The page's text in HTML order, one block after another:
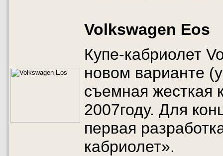
Volkswagen Eos
Купе-кабриолет
новом варианте
съемная
2007году. Для
первая
кабриолет».